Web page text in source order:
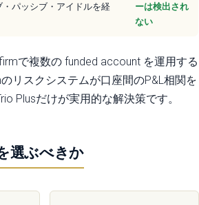
・パッシブ・アイドルを経
ーは検出され
ない
で複数の funded account を運用する
リスクシステムが口座間のP&L相関を
Plusだけが実用的な解決策です。
選ぶべきか